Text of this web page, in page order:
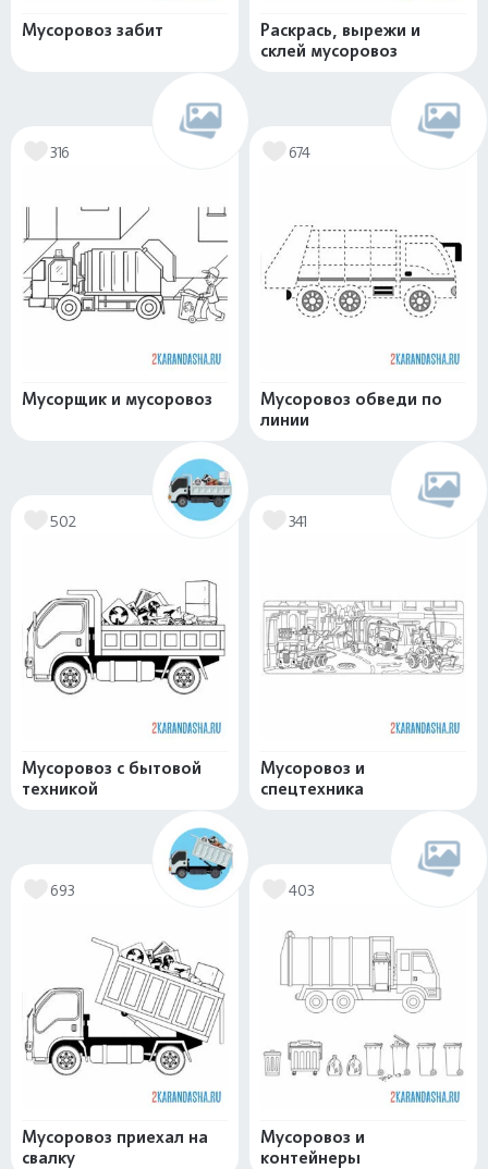
Мусоровоз забит
Раскрась, вырежи и
склей мусоровоз
316
Мусорщик и мусоровоз
674
Мусоровоз обведи по
линии
502
Мусоровоз с бытовой
техникой
341
Мусоровоз и
спецтехника
693
Мусоровоз приехал на
свалку
403
Мусоровоз и
контейнеры